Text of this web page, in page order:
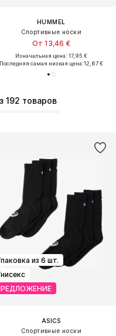
HUMMEL
Спортивные носки
От 13,46 €
Изначальная цена: 17,95 €
Последняя самая низкая цена:12,67 €
192 товаров
из 6 шт.
ASICS
Спортивные носки